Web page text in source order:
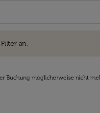
an.
möglicherweise nicht